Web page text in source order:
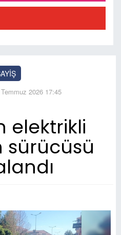
2026 17:45
elektrikli
sürücüsü